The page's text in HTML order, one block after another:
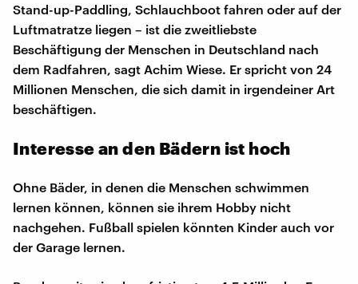
Stand-up-Paddling, Schlauchboot fahren oder auf der
Luftmatratze liegen – ist die zweitliebste
Beschäftigung der Menschen in Deutschland nach
dem Radfahren, sagt Achim Wiese. Er spricht von 24
Millionen Menschen, die sich damit in irgendeiner Art
beschäftigen.
Interesse an den Bädern ist hoch
Ohne Bäder, in denen die Menschen schwimmen
lernen können, können sie ihrem Hobby nicht
nachgehen. Fußball spielen könnten Kinder auch vor
der Garage lernen.